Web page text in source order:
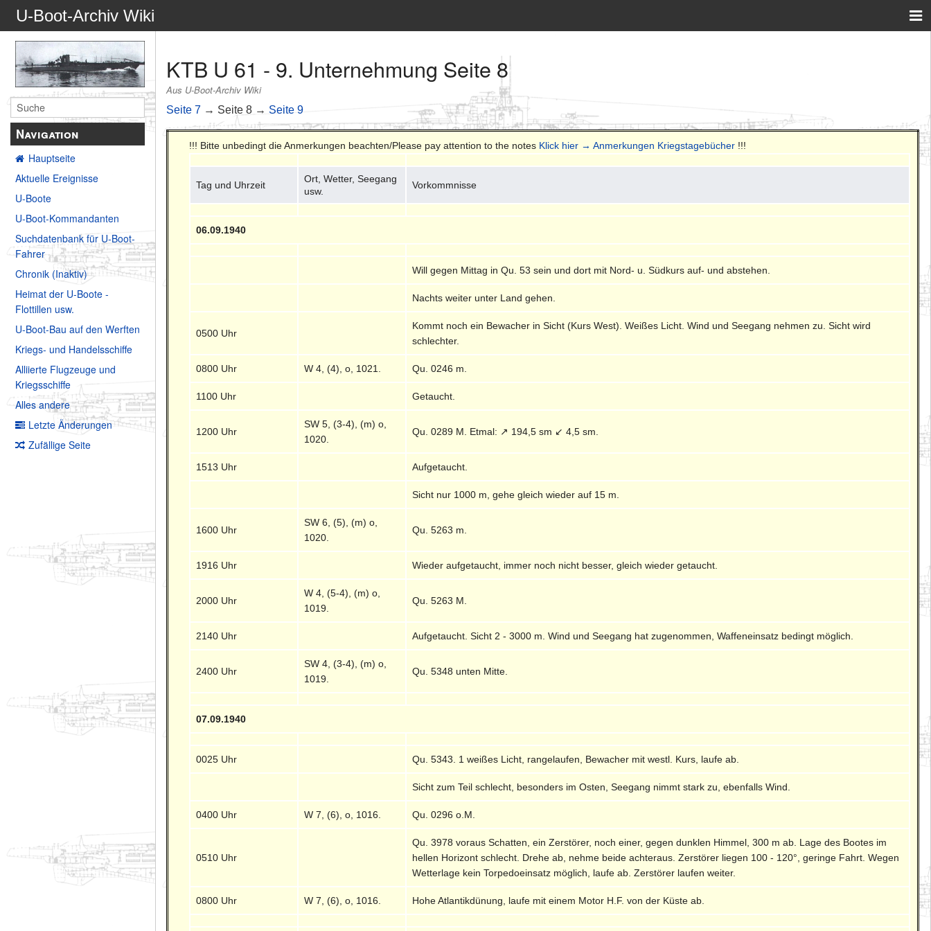
U-Boot-Archiv Wiki
Navigation
Hauptseite
Aktuelle Ereignisse
U-Boote
U-Boot-Kommandanten
Suchdatenbank für U-Boot-
Fahrer
Chronik (Inaktiv)
Heimat der U-Boote -
Flottillen usw.
U-Boot-Bau auf den Werften
Kriegs- und Handelsschiffe
Alliierte Flugzeuge und
Kriegsschiffe
Alles andere
Letzte Änderungen
Zufällige Seite
KTB U 61 - 9. Unternehmung Seite 8
Aus U-Boot-Archiv Wiki
Seite 7 → Seite 8 → Seite 9
!!! Bitte unbedingt die Anmerkungen beachten/Please pay attention to the notes Klick hier → Anmerkungen Kriegstagebücher !!!
Tag und Uhrzeit
Ort, Wetter, Seegang
usw.
Vorkommnisse
06.09.1940
Will gegen Mittag in Qu. 53 sein und dort mit Nord- u. Südkurs auf- und abstehen.
Nachts weiter unter Land gehen.
0500 Uhr
Kommt noch ein Bewacher in Sicht (Kurs West). Weißes Licht. Wind und Seegang nehmen zu. Sicht wird
schlechter.
0800 Uhr W 4, (4), o, 1021. Qu. 0246 m.
1100 Uhr Getaucht.
1200 Uhr
SW 5, (3-4), (m) o,
1020.
Qu. 0289 M. Etmal: ↗ 194,5 sm ↙ 4,5 sm.
1513 Uhr Aufgetaucht.
Sicht nur 1000 m, gehe gleich wieder auf 15 m.
1600 Uhr
SW 6, (5), (m) o,
1020.
Qu. 5263 m.
1916 Uhr Wieder aufgetaucht, immer noch nicht besser, gleich wieder getaucht.
2000 Uhr
W 4, (5-4), (m) o,
1019.
Qu. 5263 M.
2140 Uhr Aufgetaucht. Sicht 2 - 3000 m. Wind und Seegang hat zugenommen, Waffeneinsatz bedingt möglich.
2400 Uhr
SW 4, (3-4), (m) o,
1019.
Qu. 5348 unten Mitte.
07.09.1940
0025 Uhr Qu. 5343. 1 weißes Licht, rangelaufen, Bewacher mit westl. Kurs, laufe ab.
Sicht zum Teil schlecht, besonders im Osten, Seegang nimmt stark zu, ebenfalls Wind.
0400 Uhr W 7, (6), o, 1016. Qu. 0296 o.M.
0510 Uhr
Qu. 3978 voraus Schatten, ein Zerstörer, noch einer, gegen dunklen Himmel, 300 m ab. Lage des Bootes im
hellen Horizont schlecht. Drehe ab, nehme beide achteraus. Zerstörer liegen 100 - 120°, geringe Fahrt. Wegen
Wetterlage kein Torpedoeinsatz möglich, laufe ab. Zerstörer laufen weiter.
0800 Uhr W 7, (6), o, 1016. Hohe Atlantikdünung, laufe mit einem Motor H.F. von der Küste ab.